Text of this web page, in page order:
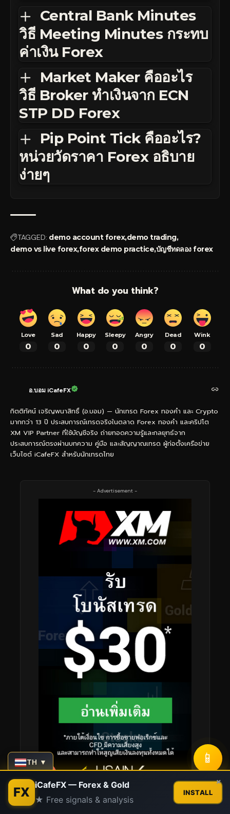
Central Bank Minutes
วิธี Meeting Minutes กระทบ
ค่าเงิน Forex
Market Maker คืออะไร
วิธี Broker ทำเงินจาก ECN
STP DD Forex
Pip Point Tick คืออะไร?
หน่วยวัดราคา Forex อธิบาย
ง่ายๆ
TAGGED: demo account forexdemo trading
demo vs live forexforex demo practiceบัญชีทดลอง forex
What do you think?
Love
0
Sad
0
Happy
0
Sleepy
0
Angry
0
Dead
0
Wink
0
อ.บอม iCafeFX
กิตติทัศน์ เจริญพนาสิทธิ์ (อ.บอม) — นักเทรด Forex ทองคำ และ Crypto
มากกว่า 13 ปี ประสบการณ์เทรดจริงในตลาด Forex ทองคำ และคริปโต
XM VIP Partner ที่ใช้บัญชีจริง ถ่ายทอดความรู้และกลยุทธ์จาก
ประสบการณ์ตรงผ่านบทความ คู่มือ และสัญญาณเทรด ผู้ก่อตั้งเครือข่าย
เว็บไซต์ iCafeFX สำหรับนักเทรดไทย
- Advertisement -
TH ▼ 📱
FX iCafeFX — Forex & Gold
★ Free signals & analysis
INSTALL
×
Contact us
Open